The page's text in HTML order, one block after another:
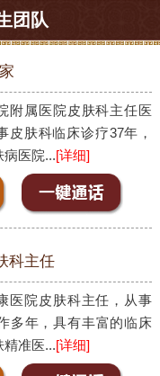
团队
附属医院皮肤科主任医
皮肤科临床诊疗37年，
病医院...[详细]
科主任
医院皮肤科主任，从事
多年，具有丰富的临床
精准医...[详细]